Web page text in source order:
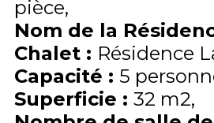
pièce
Nom de la
Chalet : Résidence
Capacité : 5
Superficie : 32 m2